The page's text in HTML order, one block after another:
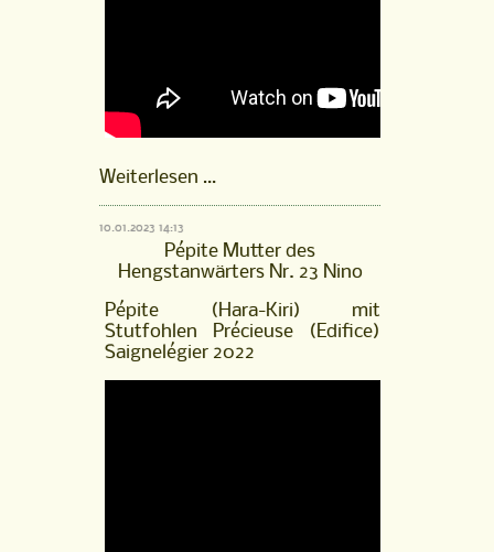
Weiterlesen …Hengstfohlen
Neverland
aus
der
Pépite
(Hara-
Kiri),
Saignelégier
2021
10.01.2023 14:13
Pépite Mutter des
Hengstanwärters Nr. 23 Nino
Pépite (Hara-Kiri) mit
Stutfohlen Précieuse (Edifice)
Saignelégier 2022